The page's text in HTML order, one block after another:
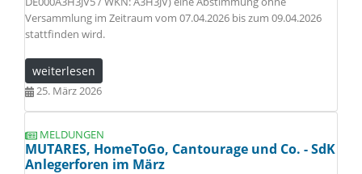
Versammlung im Zeitraum vom 07.04.2026 bis zum 09.04.2026
stattfinden wird.
weiterlesen
25. März 2026
MELDUNGEN
MUTARES, HomeToGo, Cantourage und Co. - SdK
Anlegerforen im März